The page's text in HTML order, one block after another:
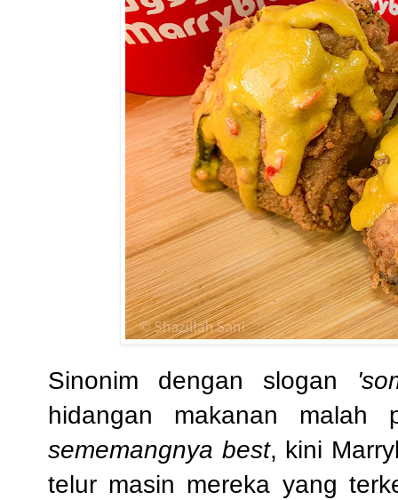
Sinonim dengan slogan
hidangan makanan malah
sememangnya best, kini
telur masin mereka yang